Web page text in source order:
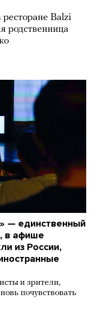
ресторане Balzi
родственница
— единственный
в афише
из России,
и зрители,
почувствовать